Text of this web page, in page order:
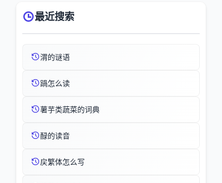
最近搜索
渭的谜语
踻怎么读
薯芋类蔬菜的词典
醁的读音
戻繁体怎么写